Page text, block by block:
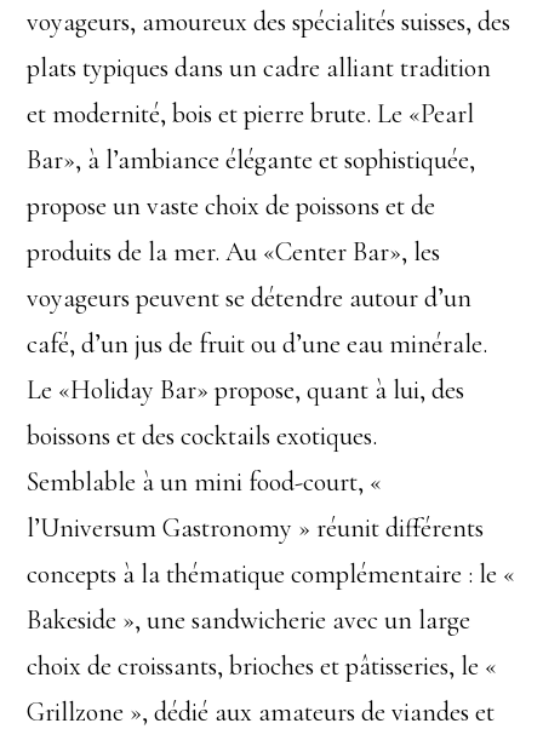
voyageurs, amoureux des spécialités suisses, des
plats typiques dans un cadre alliant tradition
et modernité, bois et pierre brute. Le «Pearl
Bar», à l’ambiance élégante et sophistiquée,
propose un vaste choix de poissons et de
produits de la mer. Au «Center Bar», les
voyageurs peuvent se détendre autour d’un
café, d’un jus de fruit ou d’une eau minérale.
Le «Holiday Bar» propose, quant à lui, des
boissons et des cocktails exotiques.
Semblable à un mini food-court, «
l’Universum Gastronomy » réunit différents
concepts à la thématique complémentaire : le «
Bakeside », une sandwicherie avec un large
choix de croissants, brioches et pâtisseries, le «
Grillzone », dédié aux amateurs de viandes et